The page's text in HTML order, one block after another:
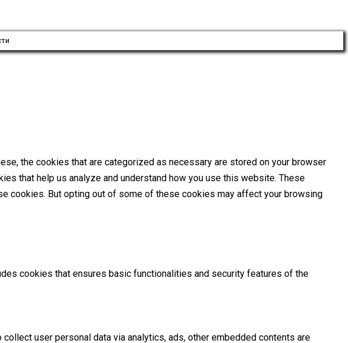
the cookies that are categorized as necessary are stored on your browser
that help us analyze and understand how you use this website. These
cookies. But opting out of some of these cookies may affect your browsing
cookies that ensures basic functionalities and security features of the
user personal data via analytics, ads, other embedded contents are